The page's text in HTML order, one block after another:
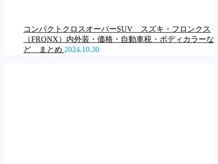
コンパクトクロスオーバーSUV スズキ・フロンクス
（FRONX）内外装・価格・自動車税・ボディカラーな
ど まとめ 2024.10.30